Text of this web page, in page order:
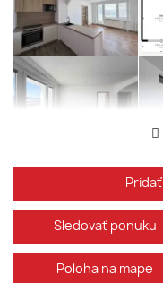
Sledovať ponuku
Poloha na mape